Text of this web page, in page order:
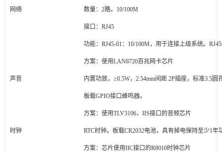
网络 数量：2路。10/100M
接口：RJ45
功能：RJ45-01：10/100M，用于连接上级系统。
方案：使用LAN8720百兆网卡芯片
声音 内置功放，≥0.5W，2.54mm间距 2P插座，标准3.5圆
板载GPIO接口蜂鸣器。
方案：使用TLV3106，IIS接口的音频芯片
时钟 RTC时钟。板载CR2032电池，具有掉电保持至少1年
方案：芯片使用IIC接口的R8010时钟芯片